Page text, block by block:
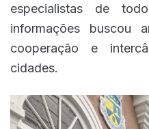
especialistas de
informações buscou
cooperação e
cidades.